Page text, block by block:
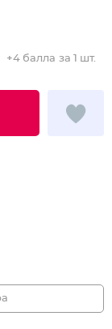
+4 балла за 1 шт.